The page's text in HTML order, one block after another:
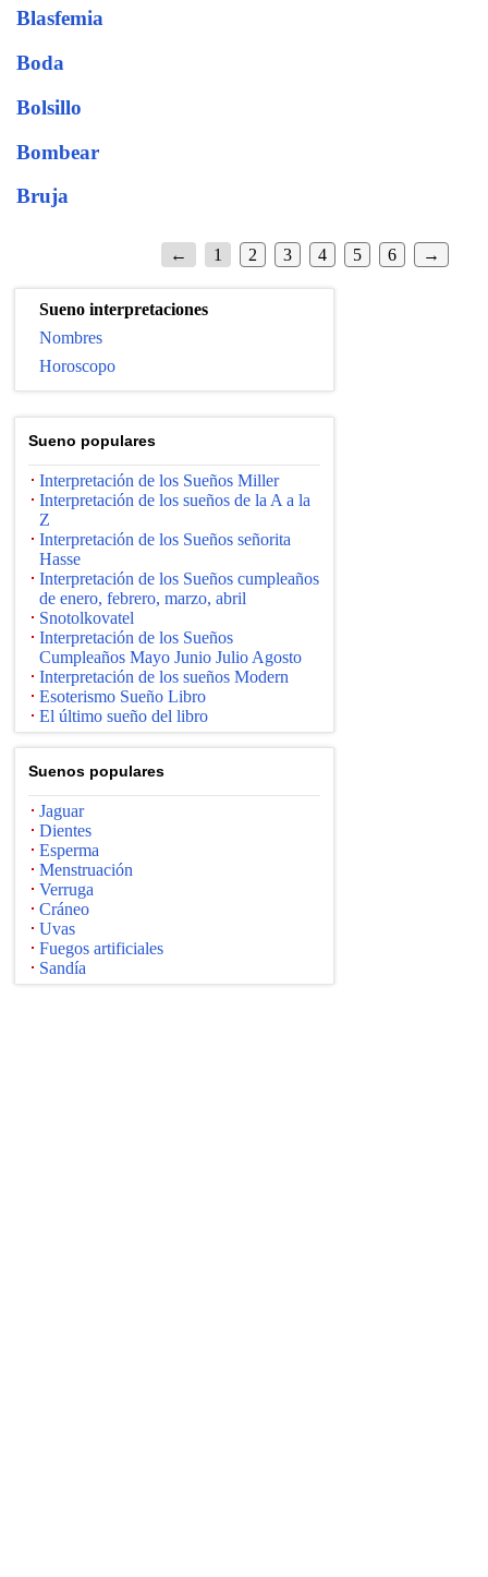
Blasfemia
Boda
Bolsillo
Bombear
Bruja
← 1 2 3 4 5 6 →
Sueno interpretaciones
Nombres
Horoscopo
Suenо populares
Interpretación de los Sueños Miller
Interpretación de los sueños de la A a la
Z
Interpretación de los Sueños señorita
Hasse
Interpretación de los Sueños cumpleaños
de enero, febrero, marzo, abril
Snotolkovatel
Interpretación de los Sueños
Cumpleaños Mayo Junio ​​Julio Agosto
Interpretación de los sueños Modern
Esoterismo Sueño Libro
El último sueño del libro
Suenos populares
Jaguar
Dientes
Esperma
Menstruación
Verruga
Cráneo
Uvas
Fuegos artificiales
Sandía